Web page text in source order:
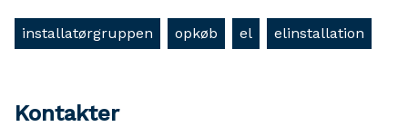
installatørgruppen opkøb el elinstallation
Kontakter